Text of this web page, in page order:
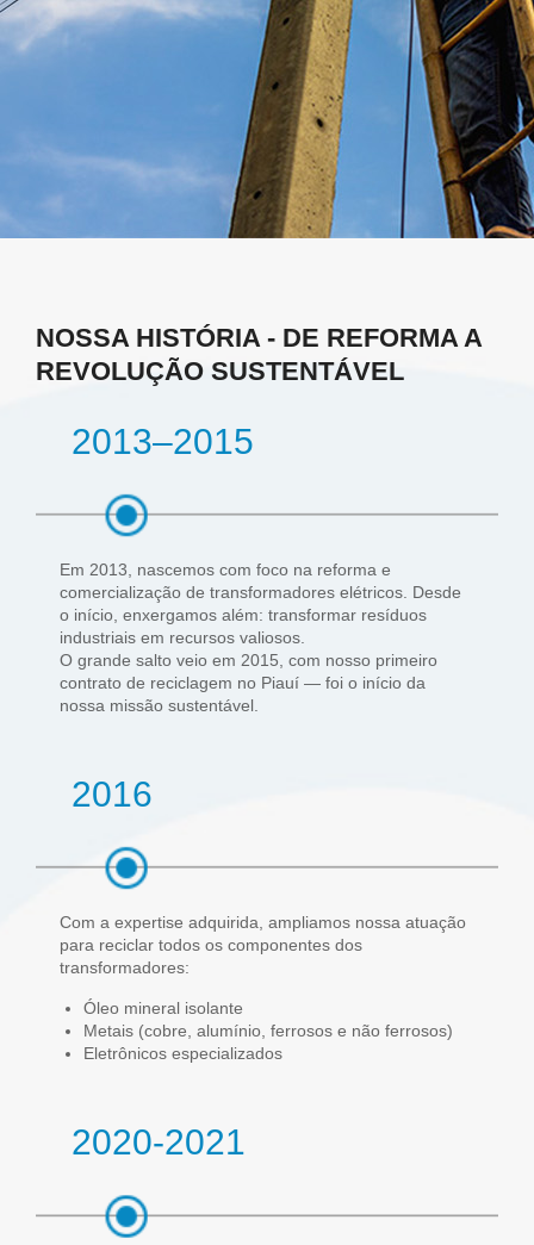
NOSSA HISTÓRIA - DE REFORMA A
REVOLUÇÃO SUSTENTÁVEL
2013–2015
Em 2013, nascemos com foco na reforma e
comercialização de transformadores elétricos. Desde
o início, enxergamos além: transformar resíduos
industriais em recursos valiosos.
O grande salto veio em 2015, com nosso primeiro
contrato de reciclagem no Piauí — foi o início da
nossa missão sustentável.
2016
Com a expertise adquirida, ampliamos nossa atuação
para reciclar todos os componentes dos
transformadores:
Óleo mineral isolante
Metais (cobre, alumínio, ferrosos e não ferrosos)
Eletrônicos especializados
2020-2021